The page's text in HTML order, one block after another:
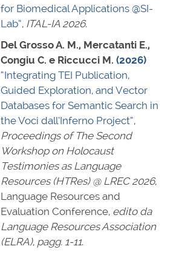
for Biomedical Applications @SI-
Lab”, ITAL-IA 2026.
Del Grosso A. M., Mercatanti E.,
Congiu C. e Riccucci M. (2026)
“Integrating TEI Publication,
Guided Exploration, and Vector
Databases for Semantic Search in
the Voci dall’Inferno Project”,
Proceedings of The Second
Workshop on Holocaust
Testimonies as Language
Resources (HTRes) @ LREC 2026,
Language Resources and
Evaluation Conference, edito da
Language Resources Association
(ELRA), pagg. 1-11.